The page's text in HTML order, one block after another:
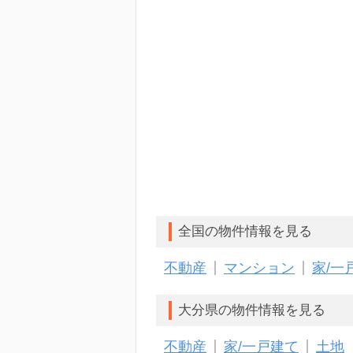
店舗外観
全国の物件情報を見る
不動産 マンション 家/一
大分県の物件情報を見る
不動産 家/一戸建て 土地